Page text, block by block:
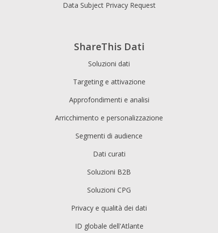
ShareThis Dati
Soluzioni dati
Targeting e attivazione
Approfondimenti e analisi
Arricchimento e personalizzazione
Segmenti di audience
Dati curati
Soluzioni B2B
Soluzioni CPG
Privacy e qualità dei dati
ID globale dell'Atlante
Data Subject Privacy Request